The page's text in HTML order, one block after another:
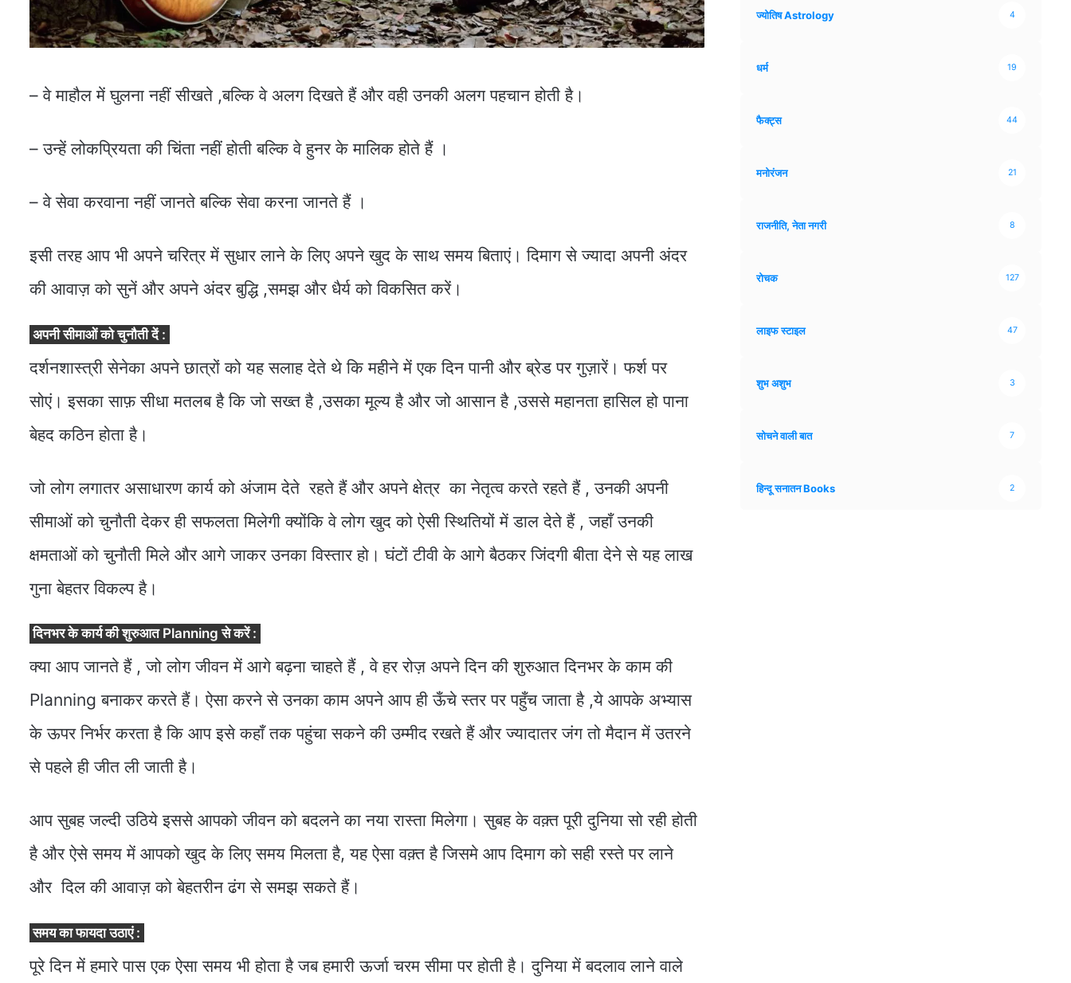
– वे माहौल में घुलना नहीं सीखते ,बल्कि वे अलग दिखते हैं और वही उनकी अलग पहचान होती है।
– उन्हें लोकप्रियता की चिंता नहीं होती बल्कि वे हुनर के मालिक होते हैं ।
– वे सेवा करवाना नहीं जानते बल्कि सेवा करना जानते हैं ।
इसी तरह आप भी अपने चरित्र में सुधार लाने के लिए अपने खुद के साथ समय बिताएं। दिमाग से ज्यादा अपनी अंदर
की आवाज़ को सुनें और अपने अंदर बुद्धि ,समझ और धैर्य को विकसित करें।
अपनी सीमाओं को चुनौती दें :
दर्शनशास्त्री सेनेका अपने छात्रों को यह सलाह देते थे कि महीने में एक दिन पानी और ब्रेड पर गुज़ारें। फर्श पर
सोएं। इसका साफ़ सीधा मतलब है कि जो सख्त है ,उसका मूल्य है और जो आसान है ,उससे महानता हासिल हो पाना
बेहद कठिन होता है।
जो लोग लगातर असाधारण कार्य को अंजाम देते रहते हैं और अपने क्षेत्र का नेतृत्व करते रहते हैं , उनकी अपनी
सीमाओं को चुनौती देकर ही सफलता मिलेगी क्योंकि वे लोग खुद को ऐसी स्थितियों में डाल देते हैं , जहाँ उनकी
क्षमताओं को चुनौती मिले और आगे जाकर उनका विस्तार हो। घंटों टीवी के आगे बैठकर जिंदगी बीता देने से यह लाख
गुना बेहतर विकल्प है।
दिनभरकेकार्यकीशुरुआत Planningसेकरें :
क्या आप जानते हैं , जो लोग जीवन में आगे बढ़ना चाहते हैं , वे हर रोज़ अपने दिन की शुरुआत दिनभर के काम की
Planning बनाकर करते हैं। ऐसा करने से उनका काम अपने आप ही ऊँचे स्तर पर पहुँच जाता है ,ये आपके अभ्यास
के ऊपर निर्भर करता है कि आप इसे कहाँ तक पहुंचा सकने की उम्मीद रखते हैं और ज्यादातर जंग तो मैदान में उतरने
से पहले ही जीत ली जाती है।
आप सुबह जल्दी उठिये इससे आपको जीवन को बदलने का नया रास्ता मिलेगा। सुबह के वक़्त पूरी दुनिया सो रही होती
है और ऐसे समय में आपको खुद के लिए समय मिलता है, यह ऐसा वक़्त है जिसमे आप दिमाग को सही रस्ते पर लाने
और दिल की आवाज़ को बेहतरीन ढंग से समझ सकते हैं।
समय का फायदा उठाएं :
पूरे दिन में हमारे पास एक ऐसा समय भी होता है जब हमारी ऊर्जा चरम सीमा पर होती है। दुनिया में बदलाव लाने वाले
ज्योतिष Astrology 4
धर्म 19
फैक्ट्स 44
मनोरंजन 21
राजनीति, नेता नगरी 8
रोचक 127
लाइफ स्टाइल 47
शुभ अशुभ 3
सोचने वाली बात 7
हिन्दू सनातन Books 2